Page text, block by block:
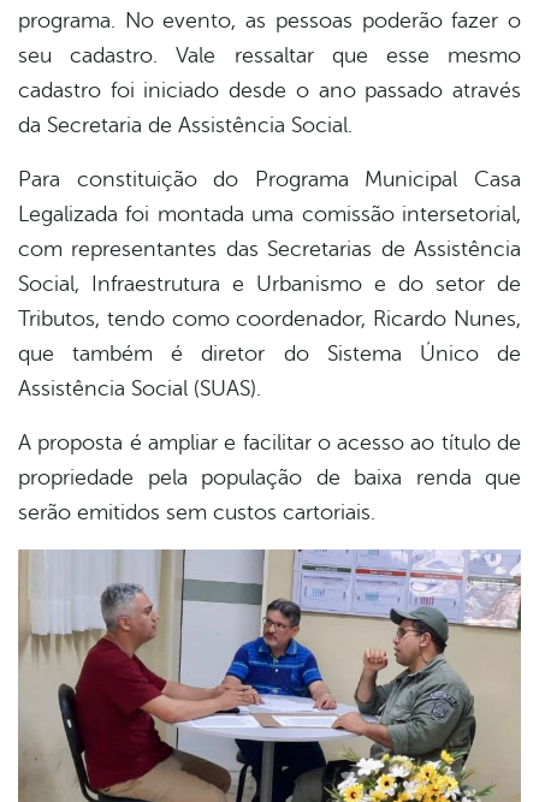
programa. No evento, as pessoas poderão fazer o
seu cadastro. Vale ressaltar que esse mesmo
cadastro foi iniciado desde o ano passado através
da Secretaria de Assistência Social.
Para constituição do Programa Municipal Casa
Legalizada foi montada uma comissão intersetorial,
com representantes das Secretarias de Assistência
Social, Infraestrutura e Urbanismo e do setor de
Tributos, tendo como coordenador, Ricardo Nunes,
que também é diretor do Sistema Único de
Assistência Social (SUAS).
A proposta é ampliar e facilitar o acesso ao título de
propriedade pela população de baixa renda que
serão emitidos sem custos cartoriais.